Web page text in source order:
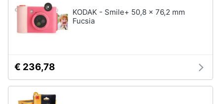
KODAK - Smile+ 50,8 x 76,2 mm
Fucsia
€ 236,78